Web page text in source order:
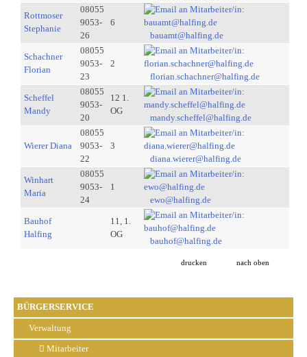
BÜRGERSERVICE
Verwaltung
Mitarbeiter
Rottmoser
Stephanie
08055
9053-
26
6
bauamt@halfing.de
Schachner
Florian
08055
9053-
23
2
florian.schachner@halfing.de
Scheffel
Mandy
08055
9053-
20
12 1.
OG
mandy.scheffel@halfing.de
Wierer Diana
08055
9053-
22
3
diana.wierer@halfing.de
Winhart
Maria
08055
9053-
24
1
ewo@halfing.de
Bauhof
Halfing
11, 1.
OG
bauhof@halfing.de
drucken nach oben